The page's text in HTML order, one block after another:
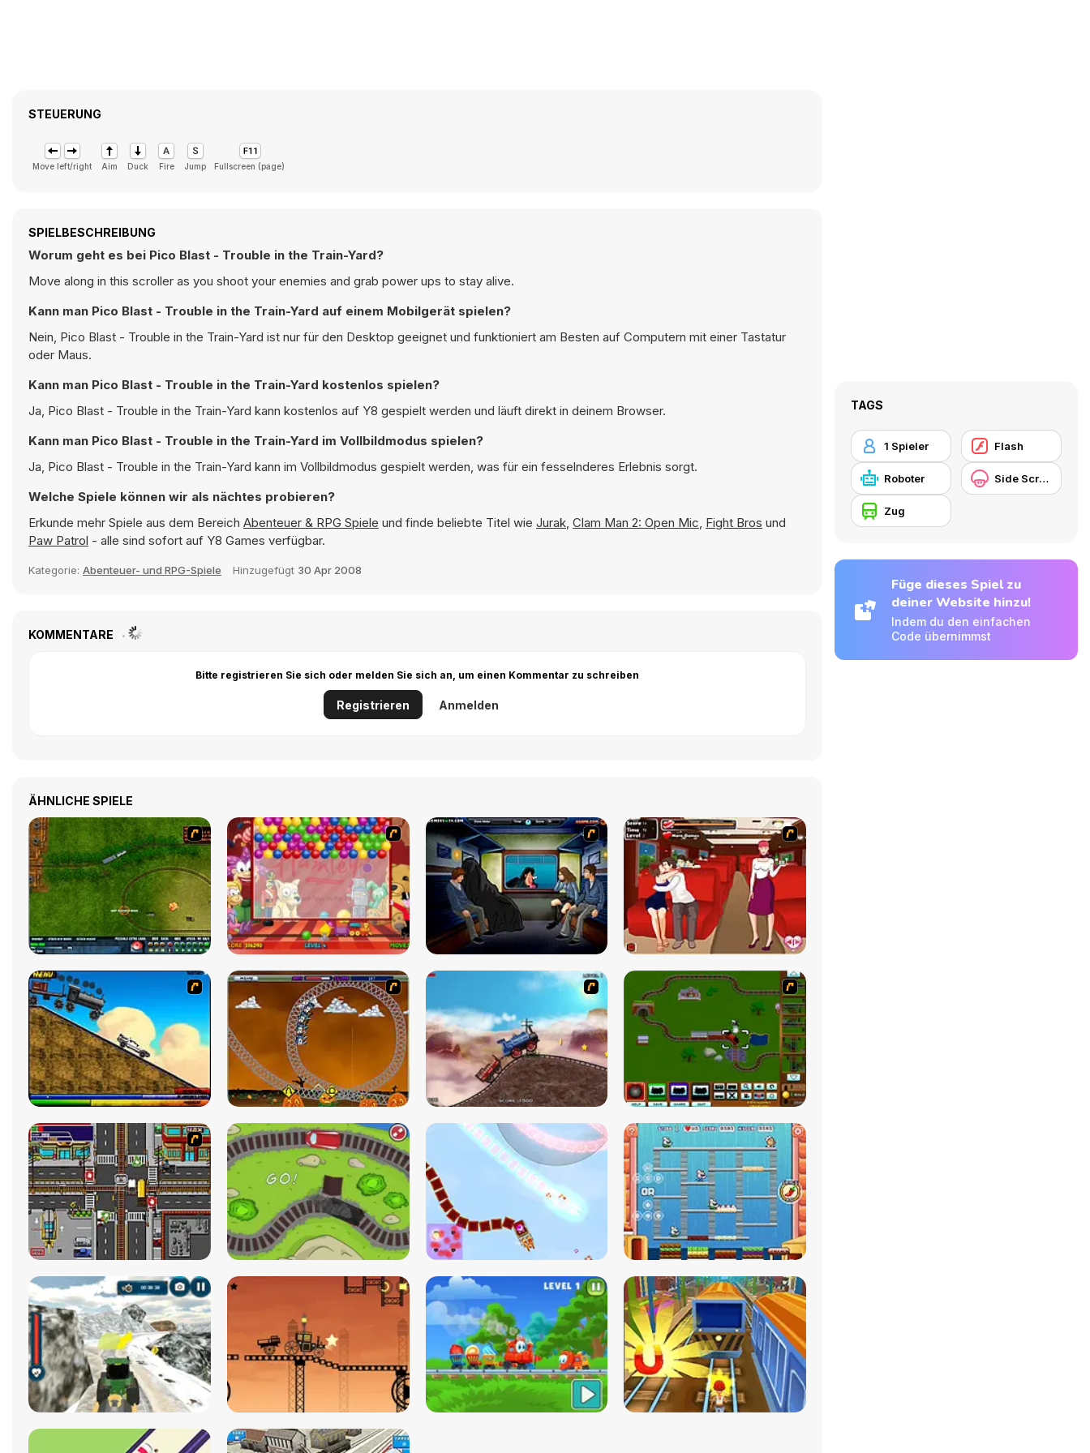
STEUERUNG
Move left/right Aim Duck Fire Jump Fullscreen (page)
SPIELBESCHREIBUNG
Worum geht es bei Pico Blast - Trouble in the Train-Yard?
Move along in this scroller as you shoot your enemies and grab power ups to stay alive.
Kann man Pico Blast - Trouble in the Train-Yard auf einem Mobilgerät spielen?
Nein, Pico Blast - Trouble in the Train-Yard ist nur für den Desktop geeignet und funktioniert am Besten auf Computern mit einer Tastatur
oder Maus.
Kann man Pico Blast - Trouble in the Train-Yard kostenlos spielen?
Ja, Pico Blast - Trouble in the Train-Yard kann kostenlos auf Y8 gespielt werden und läuft direkt in deinem Browser.
Kann man Pico Blast - Trouble in the Train-Yard im Vollbildmodus spielen?
Ja, Pico Blast - Trouble in the Train-Yard kann im Vollbildmodus gespielt werden, was für ein fesselnderes Erlebnis sorgt.
Welche Spiele können wir als nächtes probieren?
Erkunde mehr Spiele aus dem Bereich Abenteuer & RPG Spiele und finde beliebte Titel wie Jurak, Clam Man 2: Open Mic, Fight Bros und
Paw Patrol - alle sind sofort auf Y8 Games verfügbar.
Kategorie: Abenteuer- und RPG-Spiele Hinzugefügt 30 Apr 2008
KOMMENTARE
Bitte registrieren Sie sich oder melden Sie sich an, um einen Kommentar zu schreiben
Registrieren Anmelden
ÄHNLICHE SPIELE
TAGS
1 Spieler Flash
Roboter Side Scrolling
Zug
Füge dieses Spiel zu
deiner Website hinzu!
Indem du den einfachen
Code übernimmst